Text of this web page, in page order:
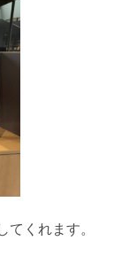
くれます。